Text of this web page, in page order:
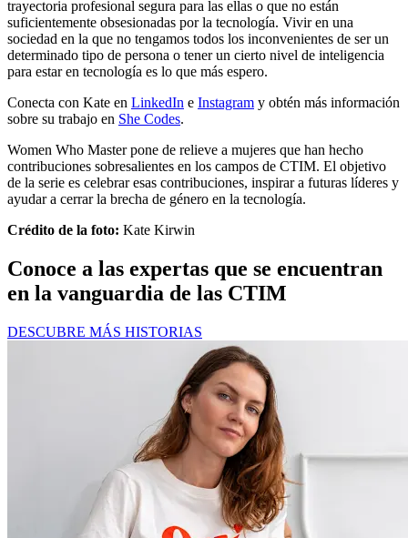
trayectoria profesional segura para las ellas o que no están
suficientemente obsesionadas por la tecnología. Vivir en una
sociedad en la que no tengamos todos los inconvenientes de ser un
determinado tipo de persona o tener un cierto nivel de inteligencia
para estar en tecnología es lo que más espero.
Conecta con Kate en LinkedIn e Instagram y obtén más información
sobre su trabajo en She Codes.
Women Who Master pone de relieve a mujeres que han hecho
contribuciones sobresalientes en los campos de CTIM. El objetivo
de la serie es celebrar esas contribuciones, inspirar a futuras líderes y
ayudar a cerrar la brecha de género en la tecnología.
Crédito de la foto: Kate Kirwin
Conoce a las expertas que se encuentran
en la vanguardia de las CTIM
DESCUBRE MÁS HISTORIAS